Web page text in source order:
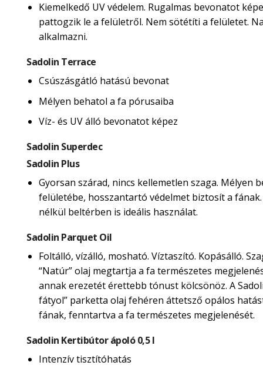
Kiemelkedő UV védelem. Rugalmas bevonatot
pattogzik le a felületről. Nem sötétíti a felületet.
alkalmazni.
Sadolin Terrace
Csúszásgátló hatású bevonat
Mélyen behatol a fa pórusaiba
Víz- és UV álló bevonatot képez
Sadolin Superdec
Sadolin Plus
Gyorsan szárad, nincs kellemetlen szaga. Mélyen
felületébe, hosszantartó védelmet biztosít a
nélkül beltérben is ideális használat.
Sadolin Parquet Oil
Foltálló, vízálló, mosható. Víztaszító. Kopásálló.
“Natúr” olaj megtartja a fa természetes
annak erezetét érettebb tónust kölcsönöz. A
fátyol” parketta olaj fehéren áttetsző opálos
fának, fenntartva a fa természetes megjelenését.
Sadolin Kertibútor ápoló 0,5 l
Intenzív tisztítóhatás